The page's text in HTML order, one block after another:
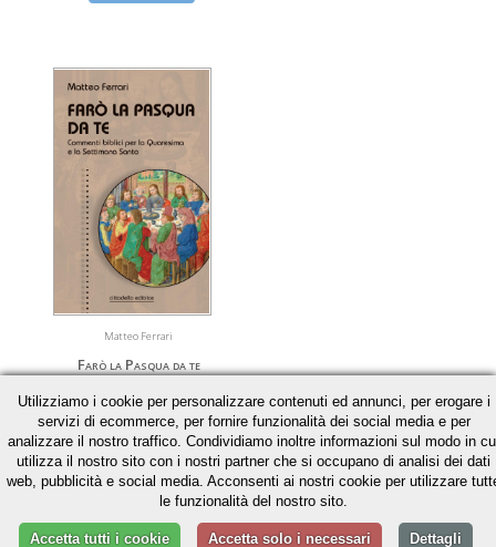
Matteo Ferrari
Farò la Pasqua da te
Commenti biblici per la Quaresima e la
Settimana Santa
€ 16,90 € 16,06
» Acquista
» Scheda libro
Utilizziamo i cookie per personalizzare contenuti ed annunci, per erogare i
servizi di ecommerce, per fornire funzionalità dei social media e per
analizzare il nostro traffico. Condividiamo inoltre informazioni sul modo in
utilizza il nostro sito con i nostri partner che si occupano di analisi dei dati
web, pubblicità e social media. Acconsenti ai nostri cookie per utilizzare
le funzionalità del nostro sito.
Accetta tutti i cookie Accetta solo i necessari Dettagli